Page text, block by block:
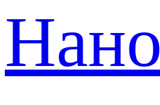
Нано